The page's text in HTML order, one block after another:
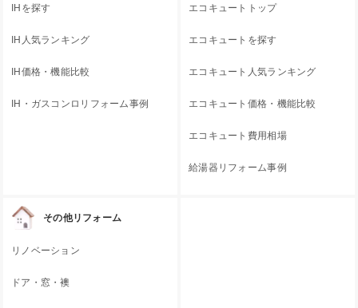
IHを探す
IH人気ランキング
IH価格・機能比較
IH・ガスコンロリフォーム事例
エコキュートトップ
エコキュートを探す
エコキュート人気ランキング
エコキュート価格・機能比較
エコキュート費用相場
給湯器リフォーム事例
その他リフォーム
リノベーション
ドア・窓・襖